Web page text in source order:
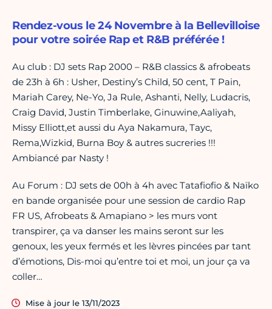
Rendez-vous le 24 Novembre à la Bellevilloise
pour votre soirée Rap et R&B préférée !
Au club : DJ sets Rap 2000 – R&B classics & afrobeats
de 23h à 6h : Usher, Destiny’s Child, 50 cent, T Pain,
Mariah Carey, Ne-Yo, Ja Rule, Ashanti, Nelly, Ludacris,
Craig David, Justin Timberlake, Ginuwine,Aaliyah,
Missy Elliott,et aussi du Aya Nakamura, Tayc,
Rema,Wizkid, Burna Boy & autres sucreries !!!
Ambiancé par Nasty !
Au Forum : DJ sets de 00h à 4h avec Tatafiofio & Naïko
en bande organisée pour une session de cardio Rap
FR US, Afrobeats & Amapiano > les murs vont
transpirer, ça va danser les mains seront sur les
genoux, les yeux fermés et les lèvres pincées par tant
d’émotions, Dis-moi qu’entre toi et moi, un jour ça va
coller…
Mise à jour le 13/11/2023